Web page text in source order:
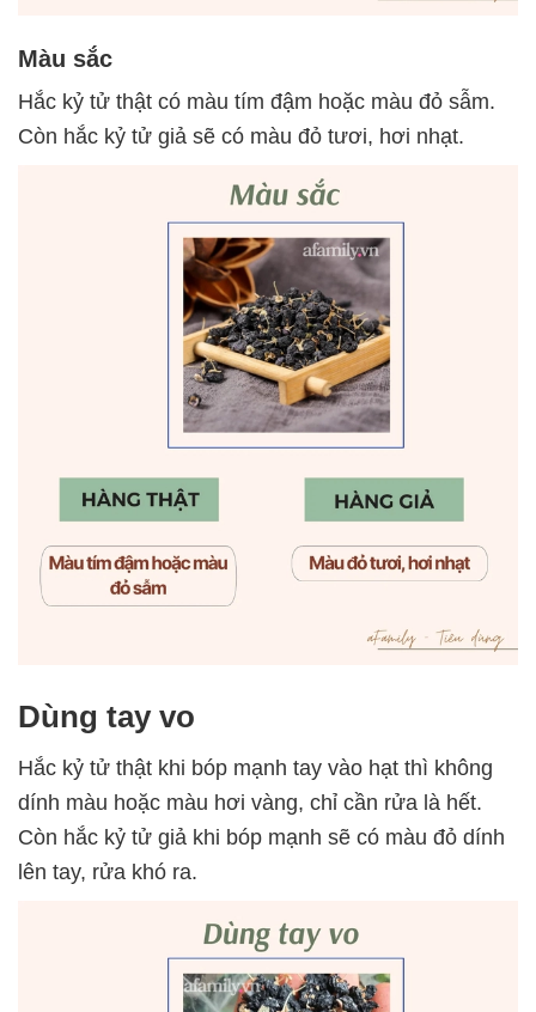
Màu sắc
Hắc kỷ tử thật có màu tím đậm hoặc màu đỏ sẫm.
Còn hắc kỷ tử giả sẽ có màu đỏ tươi, hơi nhạt.
Dùng tay vo
Hắc kỷ tử thật khi bóp mạnh tay vào hạt thì không
dính màu hoặc màu hơi vàng, chỉ cần rửa là hết.
Còn hắc kỷ tử giả khi bóp mạnh sẽ có màu đỏ dính
lên tay, rửa khó ra.